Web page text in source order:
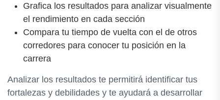
Grafica los resultados para analizar visualmente
el rendimiento en cada sección
Compara tu tiempo de vuelta con el de otros
corredores para conocer tu posición en la
carrera
Analizar los resultados te permitirá identificar tus
fortalezas y debilidades y te ayudará a desarrollar